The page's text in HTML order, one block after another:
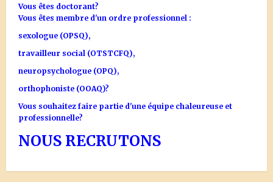
Vous êtes doctorant?
Vous êtes membre d'un ordre professionnel :
sexologue (OPSQ),
travailleur social (OTSTCFQ),
neuropsychologue (OPQ),
orthophoniste (OOAQ)?
Vous souhaitez faire partie d'une équipe chaleureuse et
professionnelle?
NOUS RECRUTONS